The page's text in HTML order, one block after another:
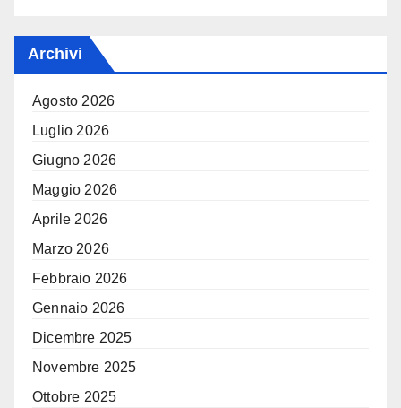
Archivi
Agosto 2026
Luglio 2026
Giugno 2026
Maggio 2026
Aprile 2026
Marzo 2026
Febbraio 2026
Gennaio 2026
Dicembre 2025
Novembre 2025
Ottobre 2025